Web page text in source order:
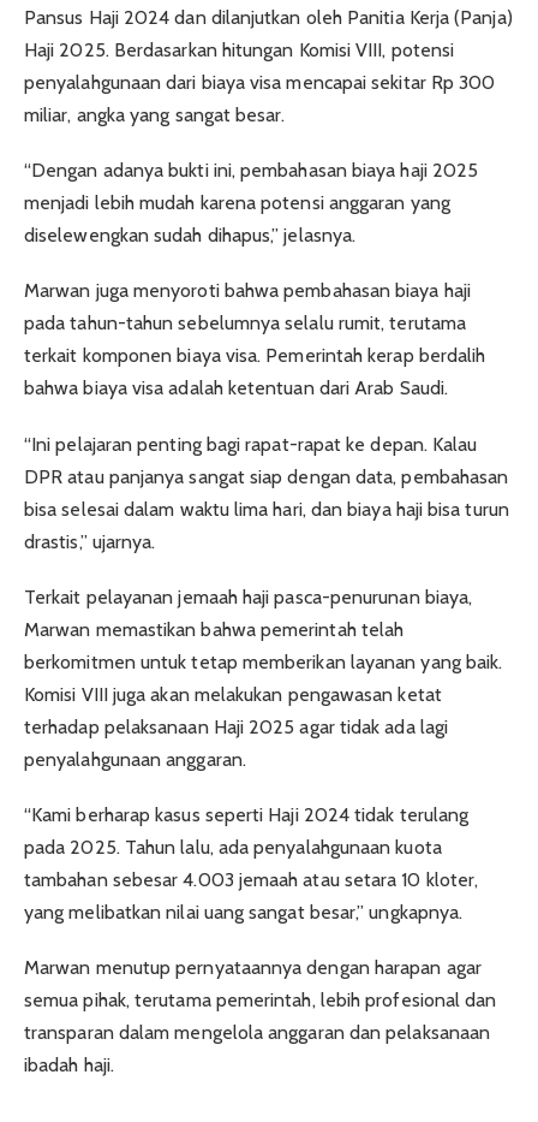
Pansus Haji 2024 dan dilanjutkan oleh Panitia Kerja (Panja)
Haji 2025. Berdasarkan hitungan Komisi VIII, potensi
penyalahgunaan dari biaya visa mencapai sekitar Rp 300
miliar, angka yang sangat besar.
“Dengan adanya bukti ini, pembahasan biaya haji 2025
menjadi lebih mudah karena potensi anggaran yang
diselewengkan sudah dihapus,” jelasnya.
Marwan juga menyoroti bahwa pembahasan biaya haji
pada tahun-tahun sebelumnya selalu rumit, terutama
terkait komponen biaya visa. Pemerintah kerap berdalih
bahwa biaya visa adalah ketentuan dari Arab Saudi.
“Ini pelajaran penting bagi rapat-rapat ke depan. Kalau
DPR atau panjanya sangat siap dengan data, pembahasan
bisa selesai dalam waktu lima hari, dan biaya haji bisa turun
drastis,” ujarnya.
Terkait pelayanan jemaah haji pasca-penurunan biaya,
Marwan memastikan bahwa pemerintah telah
berkomitmen untuk tetap memberikan layanan yang baik.
Komisi VIII juga akan melakukan pengawasan ketat
terhadap pelaksanaan Haji 2025 agar tidak ada lagi
penyalahgunaan anggaran.
“Kami berharap kasus seperti Haji 2024 tidak terulang
pada 2025. Tahun lalu, ada penyalahgunaan kuota
tambahan sebesar 4.003 jemaah atau setara 10 kloter,
yang melibatkan nilai uang sangat besar,” ungkapnya.
Marwan menutup pernyataannya dengan harapan agar
semua pihak, terutama pemerintah, lebih profesional dan
transparan dalam mengelola anggaran dan pelaksanaan
ibadah haji.